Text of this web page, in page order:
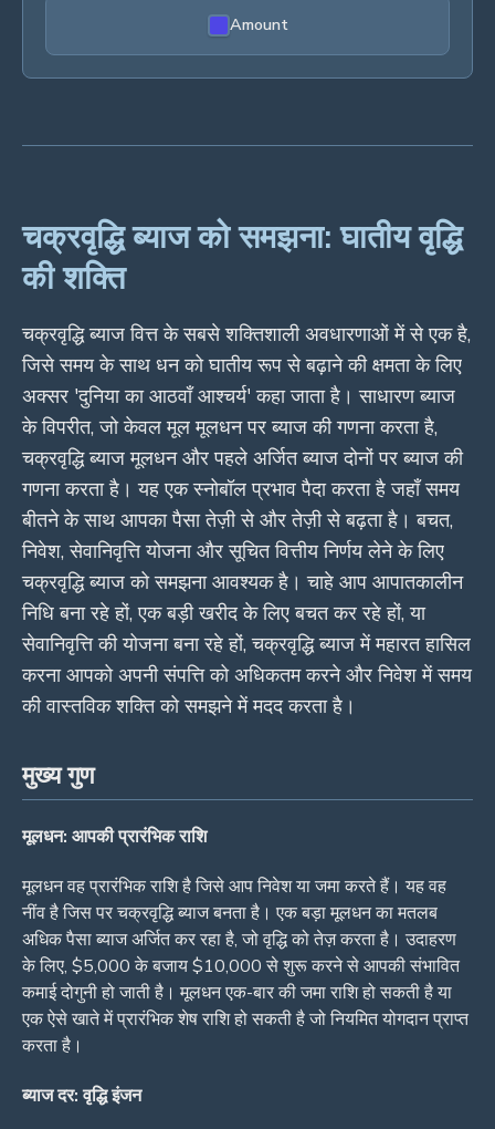
Amount
चक्रवृद्धि ब्याज को समझना: घातीय वृद्धि
की शक्ति
चक्रवृद्धि ब्याज वित्त के सबसे शक्तिशाली अवधारणाओं में से एक है,
जिसे समय के साथ धन को घातीय रूप से बढ़ाने की क्षमता के लिए
अक्सर 'दुनिया का आठवाँ आश्चर्य' कहा जाता है। साधारण ब्याज
के विपरीत, जो केवल मूल मूलधन पर ब्याज की गणना करता है,
चक्रवृद्धि ब्याज मूलधन और पहले अर्जित ब्याज दोनों पर ब्याज की
गणना करता है। यह एक स्नोबॉल प्रभाव पैदा करता है जहाँ समय
बीतने के साथ आपका पैसा तेज़ी से और तेज़ी से बढ़ता है। बचत,
निवेश, सेवानिवृत्ति योजना और सूचित वित्तीय निर्णय लेने के लिए
चक्रवृद्धि ब्याज को समझना आवश्यक है। चाहे आप आपातकालीन
निधि बना रहे हों, एक बड़ी खरीद के लिए बचत कर रहे हों, या
सेवानिवृत्ति की योजना बना रहे हों, चक्रवृद्धि ब्याज में महारत हासिल
करना आपको अपनी संपत्ति को अधिकतम करने और निवेश में समय
की वास्तविक शक्ति को समझने में मदद करता है।
मुख्य गुण
मूलधन: आपकी प्रारंभिक राशि
मूलधन वह प्रारंभिक राशि है जिसे आप निवेश या जमा करते हैं। यह वह
नींव है जिस पर चक्रवृद्धि ब्याज बनता है। एक बड़ा मूलधन का मतलब
अधिक पैसा ब्याज अर्जित कर रहा है, जो वृद्धि को तेज़ करता है। उदाहरण
के लिए, $5,000 के बजाय $10,000 से शुरू करने से आपकी संभावित
कमाई दोगुनी हो जाती है। मूलधन एक-बार की जमा राशि हो सकती है या
एक ऐसे खाते में प्रारंभिक शेष राशि हो सकती है जो नियमित योगदान प्राप्त
करता है।
ब्याज दर: वृद्धि इंजन